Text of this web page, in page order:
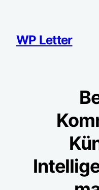
springen
WP Letter